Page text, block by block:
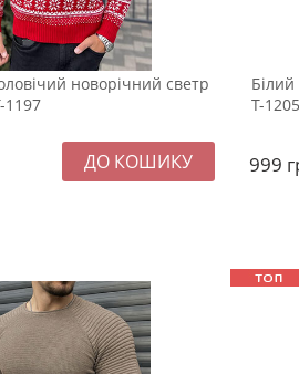
новорічний светр
1197
Т-1205
999